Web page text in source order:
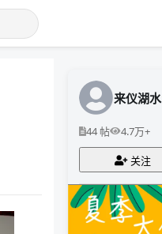
来仪湖水
44 帖 4.7万+
关注